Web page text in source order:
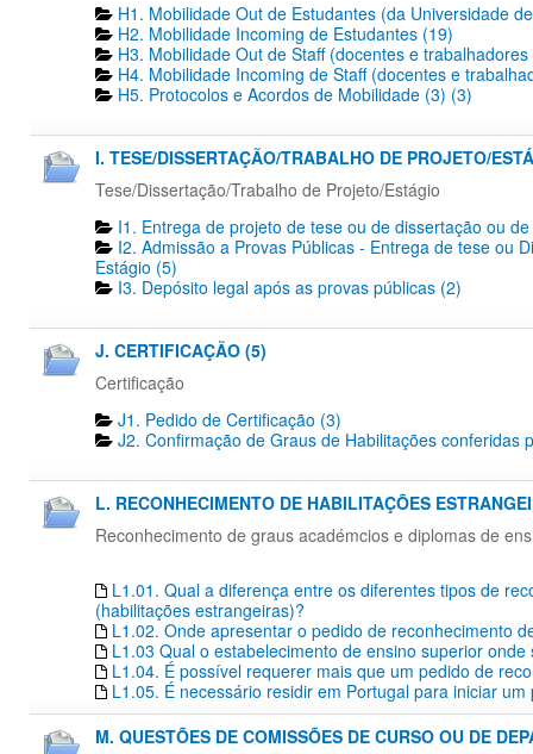
H1. Mobilidade Out de Estudantes (da Universidade
H2. Mobilidade Incoming de Estudantes (19)
H3. Mobilidade Out de Staff (docentes e
H4. Mobilidade Incoming de Staff (docentes e
H5. Protocolos e Acordos de Mobilidade (3) (3)
I. TESE/DISSERTAÇÃO/TRABALHO DE PROJETO/
Tese/Dissertação/Trabalho de Projeto/Estágio
I1. Entrega de projeto de tese ou de dissertação ou
I2. Admissão a Provas Públicas - Entrega de tese ou
Estágio (5)
I3. Depósito legal após as provas públicas (2)
J. CERTIFICAÇÃO (5)
Certificação
J1. Pedido de Certificação​ (3)
J2. Confirmação de Graus de Habilitações conferidas
L. RECONHECIMENTO DE HABILITAÇÕES
Reconhecimento de graus académcios e diplomas de
L1.01. Qual a diferença entre os diferentes tipos de
(habilitações estrangeiras)?
L1.02. Onde apresentar o pedido de reconhecimento
L1.03 Qual o estabelecimento de ensino superior
L1.04. É possível requerer mais que um pedido de
L1.05. É necessário residir em Portugal para iniciar
M. QUESTÕES DE COMISSÕES DE CURSO OU DE